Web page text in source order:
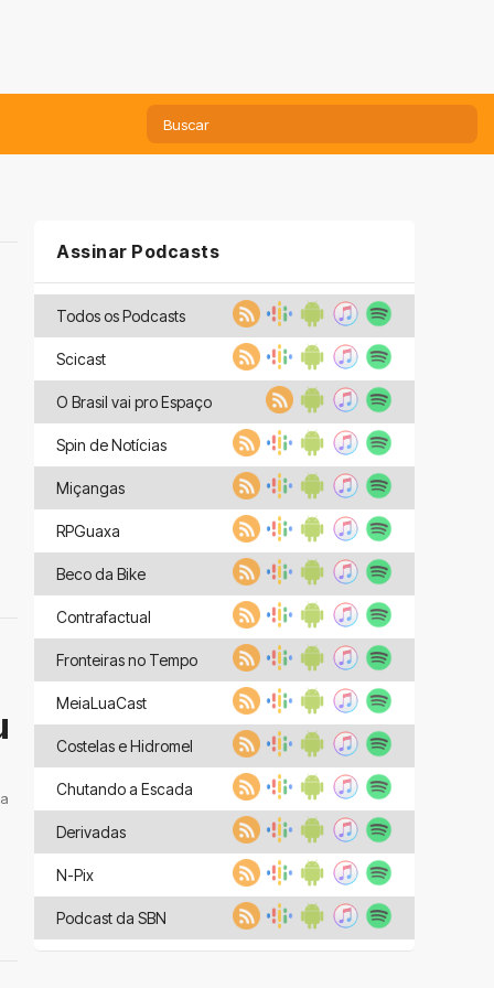
Assinar Podcasts
Todos os Podcasts
Scicast
O Brasil vai pro Espaço
Spin de Notícias
Miçangas
RPGuaxa
Beco da Bike
Contrafactual
Fronteiras no Tempo
MeiaLuaCast
Costelas e Hidromel
Chutando a Escada
Derivadas
N-Pix
Podcast da SBN